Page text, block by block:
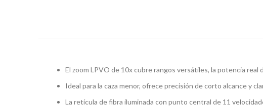
El zoom LPVO de 10x cubre rangos versátiles, la potencia
Ideal para la caza menor, ofrece precisión de corto alcance y
La retícula de fibra iluminada con punto central de 11